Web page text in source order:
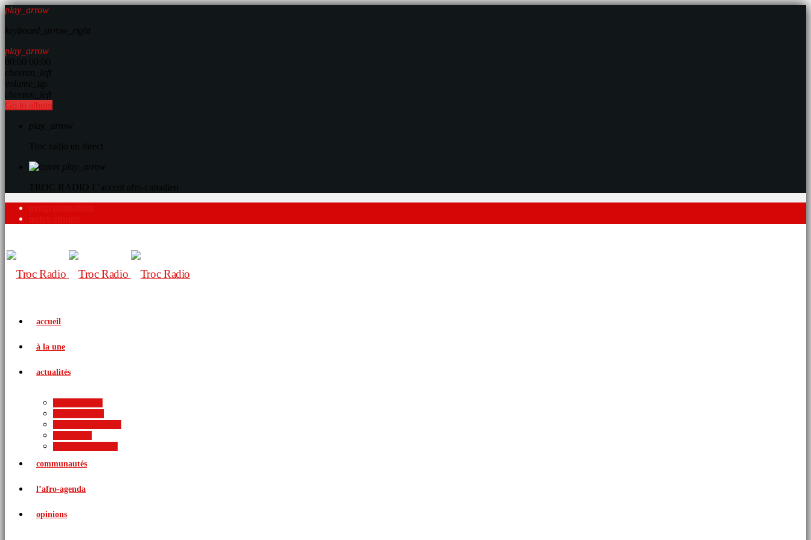
play_arrow
play_arrow
Go to album
accueil
à la une
actualités
communautés
l’afro-agenda
opinions